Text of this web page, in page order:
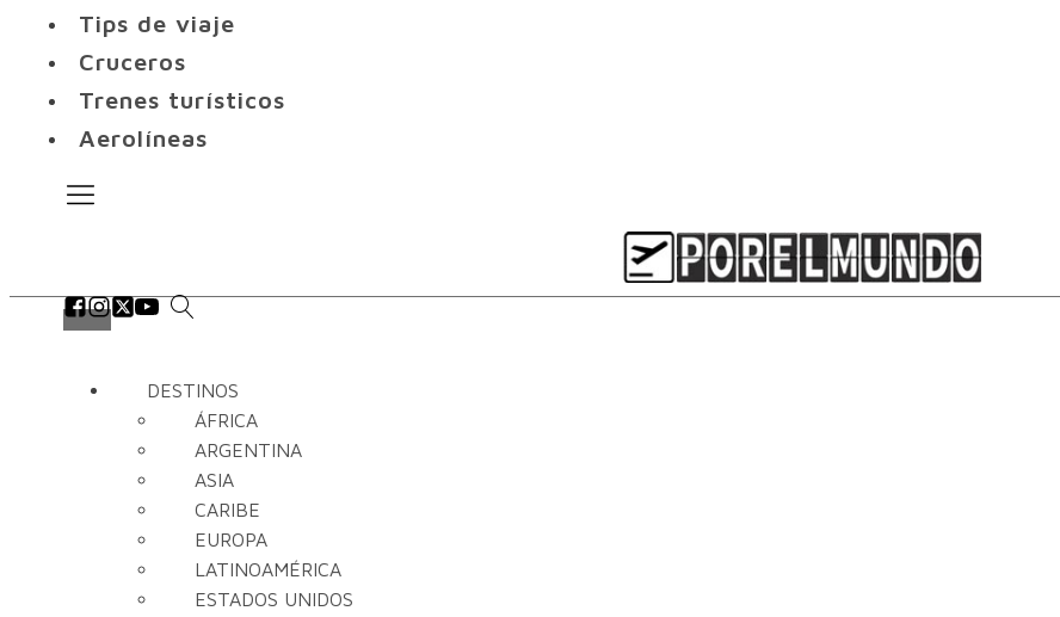
Tips de viaje
Cruceros
Trenes turísticos
Aerolíneas
DESTINOS
ÁFRICA
ARGENTINA
ASIA
CARIBE
EUROPA
LATINOAMÉRICA
ESTADOS UNIDOS